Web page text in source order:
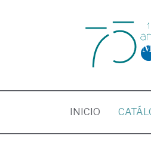
INICIO (CURRENT)